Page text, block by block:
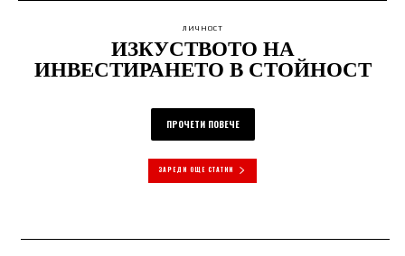
ЛИЧНОСТ
ИЗКУСТВОТО НА
ИНВЕСТИРАНЕТО В СТОЙНОСТ
ПРОЧЕТИ ПОВЕЧЕ
ЗАРЕДИ ОЩЕ СТАТИИ